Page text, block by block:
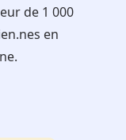
de 1 000
en